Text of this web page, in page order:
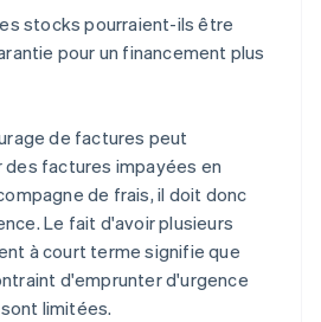
stocks pourraient-ils être
pour un financement plus
de factures peut
factures impayées en
de frais, il doit donc
Le fait d'avoir plusieurs
à court terme signifie que
d'emprunter d'urgence
limitées.